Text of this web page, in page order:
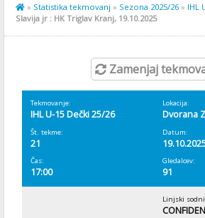
» Statistika tekmovanj » Sezona 2025/26 » IHL
Slavija jr : HK Triglav Kranj, 19.10.2025
Zamenjaj
Tekmovanje:
IHL U-15 Dečki 25/26
Lokacija:
Dvorana
Št. tekme:
21
Datum:
Čas:
17:00
Gledalcev:
91
Linjski